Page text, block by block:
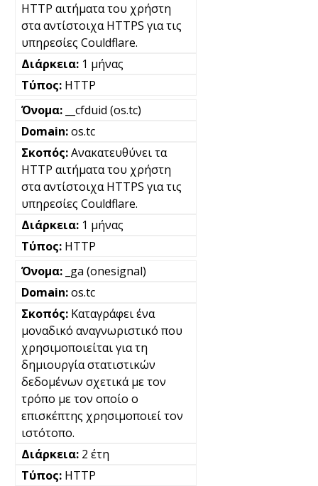
HTTP αιτήματα του χρήστη
στα αντίστοιχα HTTPS για τις
υπηρεσίες Couldflare.
1 μήνας
HTTP
__cfduid (os.tc)
os.tc
Ανακατευθύνει τα
HTTP αιτήματα του χρήστη
στα αντίστοιχα HTTPS για τις
υπηρεσίες Couldflare.
1 μήνας
HTTP
_ga (onesignal)
os.tc
Καταγράφει ένα
μοναδικό αναγνωριστικό που
χρησιμοποιείται για τη
δημιουργία στατιστικών
δεδομένων σχετικά με τον
τρόπο με τον οποίο ο
επισκέπτης χρησιμοποιεί τον
ιστότοπο.
2 έτη
HTTP